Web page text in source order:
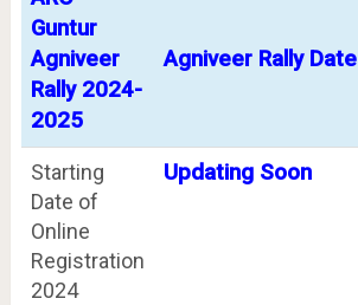
Guntur
Agniveer
Rally 2024-
2025
Agniveer Rally Date
Starting
Date of
Online
Registration
2024
Updating Soon